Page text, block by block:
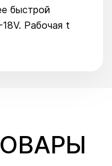
быстрой
Рабочая t